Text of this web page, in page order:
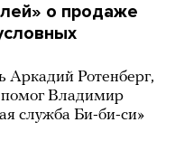
о продаже
Аркадий Ротенберг,
помог Владимир
служба Би-би-си»